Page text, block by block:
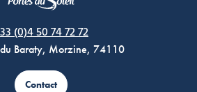
(0)4 50 74 72 72
Baraty, Morzine, 74110
Contact